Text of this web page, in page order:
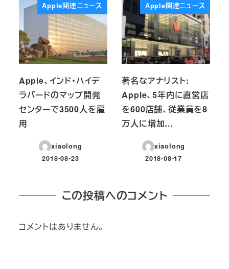
Apple関連ニュース
Apple、インド・ハイデ
ラバードのマップ開発
センターで3500人を雇
用
xiaolong
投稿日
2018-08-23
Apple関連ニュース
著名なアナリスト:
Apple、5年内に直営店
を600店舗、従業員を8
万人に増加…
xiaolong
投稿日
2018-08-17
この投稿へのコメント
コメントはありません。